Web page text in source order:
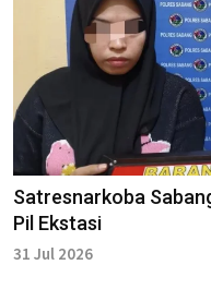
Satresnarkoba
Pil Ekstasi
31 Jul 2026